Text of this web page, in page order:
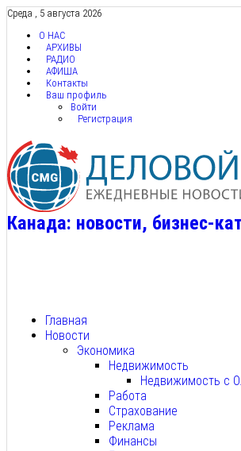
Среда , 5 августа 2026
О НАС
АРХИВЫ
РАДИО
АФИША
Контакты
Ваш профиль
Войти
Регистрация
Канада: новости, бизнес-
Главная
Новости
Экономика
Недвижимость
Недвижимость с
Работа
Страхование
Реклама
Финансы